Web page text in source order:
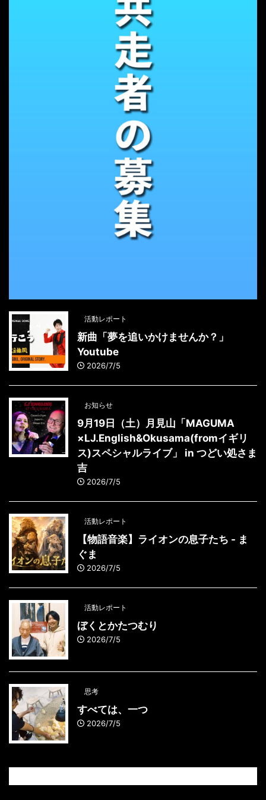
活動レポート
新曲「夢を追いかけませんか？」
Youtube
2026/7/5
お知らせ
9月19日（土）月見山「MAGUMA
×LJ.English&Okusama(fromイギリ
ス)スペシャルライブ」 in つどい処さま
吉
2026/7/5
活動レポート
【物語音楽】ライオンの息子たち - ま
ぐま
2026/7/5
活動レポート
ぼくとかたつむり
2026/7/5
思考
すべては、一つ
2026/7/5